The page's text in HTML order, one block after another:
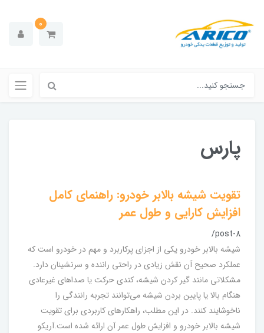
0
پارس
تقویت شیشه بالابر خودرو: راهنمای کامل
افزایش کارایی و طول عمر
/post-8
شیشه بالابر خودرو یکی از اجزای پرکاربرد و مهم در خودرو است که
عملکرد صحیح آن نقش زیادی در راحتی راننده و سرنشینان دارد.
مشکلاتی مانند گیر کردن شیشه، کندی حرکت یا صداهای غیرعادی
هنگام بالا یا پایین بردن شیشه می‌توانند تجربه رانندگی را
ناخوشایند کنند. در این مطلب، راهکارهای کاربردی برای تقویت
شیشه بالابر خودرو و افزایش طول عمر آن ارائه شده است.آریکو